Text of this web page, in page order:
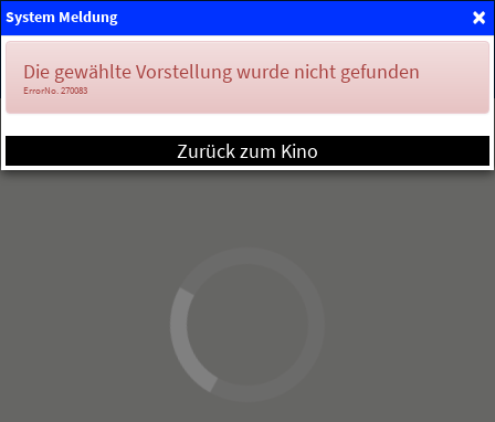
Mein Konto
×
System Meldung
Die gewählte Vorstellung wurde nicht gefunden
ErrorNo. 270083
Zurück zum Kino